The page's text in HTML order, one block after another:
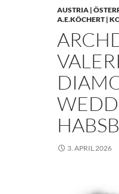
AUSTRIA |
A.E.KÖCHERT |
3. APRIL 2026